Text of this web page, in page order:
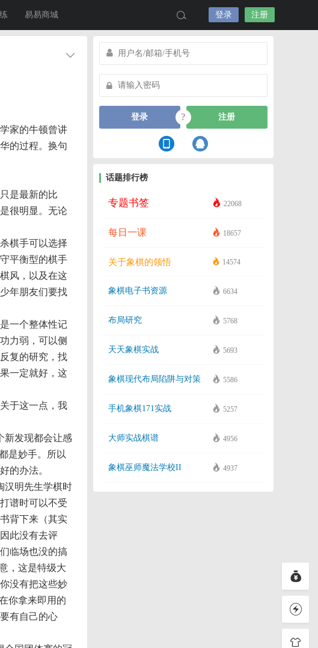
易易商城 登录 注册
家的牛顿曾讲
的过程。换句
是最新的比
很明显。无论
棋手可以选择
平衡型的棋手
风，以及在这
年朋友们要找
一个整体性记
力弱，可以侧
复的研究，找
一定就好，这
于这一点，我
新发现都会让感
是妙手。所以
的办法。
汉明先生学棋时
谱时可以不受
背下来（其实
此没有去评
临场也没的搞
，这是特级大
没有把这些妙
你拿来即用的
有自己的心
登录 ? 注册
话题排行榜
专题书签 22068
每日一课 18657
关于象棋的领悟 14574
象棋电子书资源 6634
布局研究 5768
天天象棋实战 5693
象棋现代布局陷阱与对策 5586
手机象棋171实战 5257
大师实战棋谱 4956
象棋巫师魔法学校II 4937